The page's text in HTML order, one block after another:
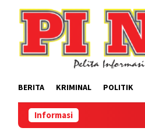
BERITA KRIMINAL POLITIK
Informasi